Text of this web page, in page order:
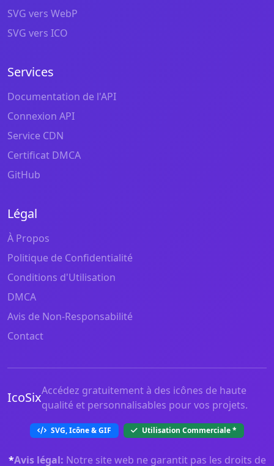
SVG vers WebP
SVG vers ICO
Services
Documentation de l'API
Connexion API
Service CDN
Certificat DMCA
GitHub
Légal
À Propos
Politique de Confidentialité
Conditions d'Utilisation
DMCA
Avis de Non-Responsabilité
Contact
IcoSixAccédez gratuitement à des icônes de haute
qualité et personnalisables pour vos projets.
SVG, Icône & GIF Utilisation Commerciale*
*Avis légal: Notre site web ne garantit pas les droits de